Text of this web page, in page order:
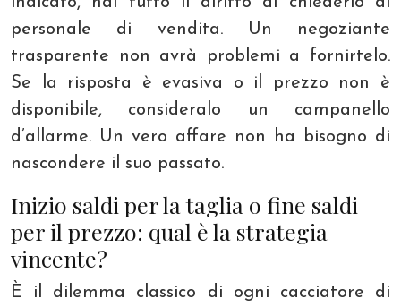
personale di vendita. Un negoziante
trasparente non avrà problemi a fornirtelo.
Se la risposta è evasiva o il prezzo non è
disponibile, consideralo un campanello
d’allarme. Un vero affare non ha bisogno di
nascondere il suo passato.
Inizio saldi per la taglia o fine saldi
per il prezzo: qual è la strategia
vincente?
È il dilemma classico di ogni cacciatore di